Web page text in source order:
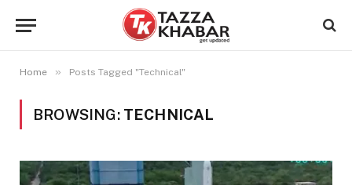
Home » Posts Tagged "Technical"
BROWSING: TECHNICAL